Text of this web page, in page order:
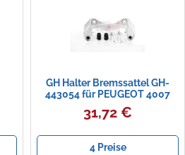
GH Halter Bremssattel GH-
443054 für PEUGEOT 4007
Van HDi 16V 155 VU4HNH
VV4HK8 1
31,72 €
4 Preise